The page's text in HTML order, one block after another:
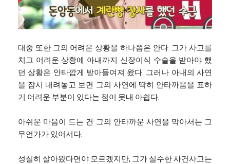
대중 또한 그의 어려운 상황을 하나쯤은 안다. 그가 사고를
치고 어려운 상황에 아내까지 신장이식 수술을 받아야 했
던 상황은 안타깝게 받아들여져 왔다. 그러나 아내의 사연
을 잠시 내려놓고 보면 그의 사연에 딱히 안타까움을 표하
기 어려운 부분이 있다는 점이 못내 아쉽다.
아쉬운 마음이 드는 건 그의 안타까운 사연을 막아서는 그
무언가가 있어서다.
성실히 살아왔다면야 모르겠지만, 그가 실수한 사건사고는